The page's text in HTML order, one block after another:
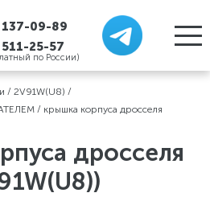
09-89
25-57
по России)
/ 2V91W(U8) /
/ крышка корпуса дросселя
дросселя